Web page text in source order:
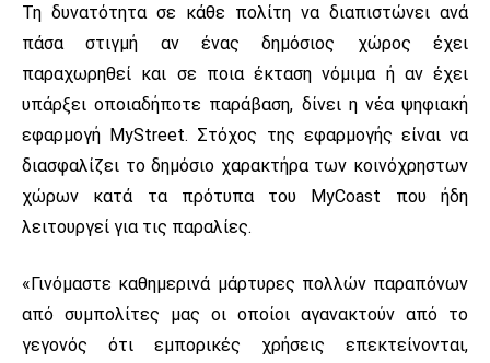
Τη δυνατότητα σε κάθε πολίτη να διαπιστώνει ανά
πάσα στιγμή αν ένας δημόσιος χώρος έχει
παραχωρηθεί και σε ποια έκταση νόμιμα ή αν έχει
υπάρξει οποιαδήποτε παράβαση, δίνει η νέα ψηφιακή
εφαρμογή MyStreet. Στόχος της εφαρμογής είναι να
διασφαλίζει το δημόσιο χαρακτήρα των κοινόχρηστων
χώρων κατά τα πρότυπα του MyCoast που ήδη
λειτουργεί για τις παραλίες.
«Γινόμαστε καθημερινά μάρτυρες πολλών παραπόνων
από συμπολίτες μας οι οποίοι αγανακτούν από το
γεγονός ότι εμπορικές χρήσεις επεκτείνονται,